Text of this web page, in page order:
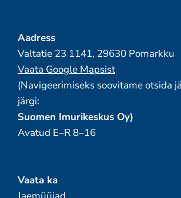
Aadress
Valtatie 23 1141, 29630 Pomarkku
Vaata Google Mapsist
(Navigeerimiseks soovitame otsida
järgi:
Suomen Imurikeskus Oy)
Avatud E–R 8–16
Vaata ka